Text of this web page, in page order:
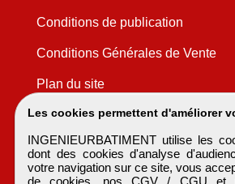
Les cookies permettent d'améliorer
INGENIEURBATIMENT utilise les
dont des cookies d'analyse
votre navigation sur ce site, vous
de cookies, nosCGV / CGU et
Conditions de publication
Conditions Générales de Vente
Plan du site